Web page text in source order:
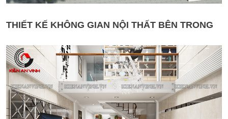
THIẾT KẾ KHÔNG GIAN NỘI THẤT BÊN TRONG